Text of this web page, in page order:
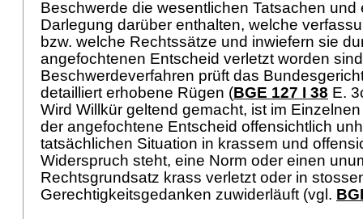
Beschwerde die wesentlichen Tatsachen und
Darlegung darüber enthalten, welche
bzw. welche Rechtssätze und inwiefern sie
angefochtenen Entscheid verletzt worden
Beschwerdeverfahren prüft das
detailliert erhobene Rügen (BGE 127 I 38 E.
Wird Willkür geltend gemacht, ist im
der angefochtene Entscheid offensichtlich
tatsächlichen Situation in krassem und
Widerspruch steht, eine Norm oder einen
Rechtsgrundsatz krass verletzt oder in
Gerechtigkeitsgedanken zuwiderläuft (vgl.